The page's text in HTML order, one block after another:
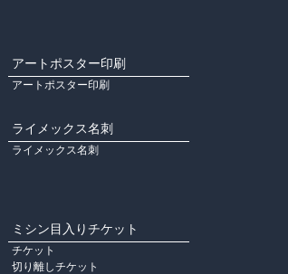
アートポスター印刷
アートポスター印刷
ライメックス名刺
ライメックス名刺
ミシン目入りチケット
チケット
切り離しチケット